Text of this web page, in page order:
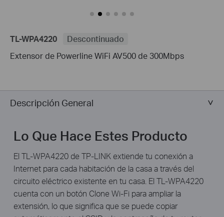
TL-WPA4220
Descontinuado
Extensor de Powerline WiFi AV500 de 300Mbps
Descripción General
Lo Que Hace Estes Producto
El TL-WPA4220 de TP-LINK extiende tu conexión a
Internet para cada habitación de la casa a través del
circuito eléctrico existente en tu casa. El TL-WPA4220
cuenta con un botón Clone Wi-Fi para ampliar la
extensión, lo que significa que se puede copiar